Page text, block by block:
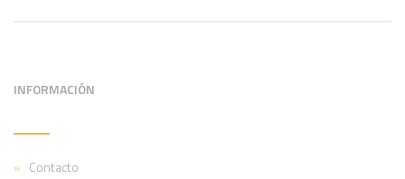
INFORMACIÓN
Contacto